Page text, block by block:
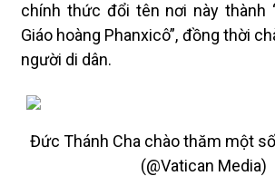
chính thức đổi tên nơi này thành
Giáo hoàng Phanxicô”, đồng thời
người di dân.
Đức Thánh Cha chào thăm một
(@Vatican Media)